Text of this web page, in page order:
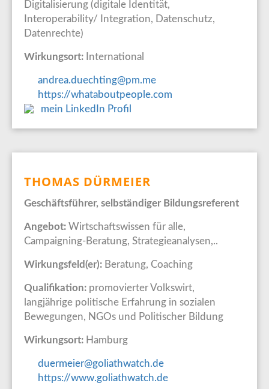
Digitalisierung (digitale Identität,
Interoperability/ Integration, Datenschutz,
Datenrechte)
Wirkungsort: International
andrea.duechting@pm.me
https://whataboutpeople.com
mein LinkedIn Profil
THOMAS DÜRMEIER
Geschäftsführer, selbständiger Bildungsreferent
Angebot: Wirtschaftswissen für alle,
Campaigning-Beratung, Strategieanalysen,..
Wirkungsfeld(er): Beratung, Coaching
Qualifikation: promovierter Volkswirt,
langjährige politische Erfahrung in sozialen
Bewegungen, NGOs und Politischer Bildung
Wirkungsort: Hamburg
duermeier@goliathwatch.de
https://www.goliathwatch.de